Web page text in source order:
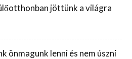
jöttünk a világra
önmagunk lenni és nem úszni